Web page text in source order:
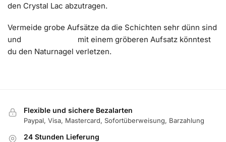
den Crystal Lac abzutragen.
Vermeide grobe Aufsätze da die Schichten sehr dünn sind
und mit einem gröberen Aufsatz könntest
du den Naturnagel verletzen.
Flexible und sichere Bezalarten
Paypal, Visa, Mastercard, Sofortüberweisung, Barzahlung
24 Stunden Lieferung